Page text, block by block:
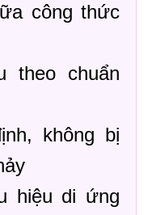
công thức
theo chuẩn
không bị
hiệu di ứng